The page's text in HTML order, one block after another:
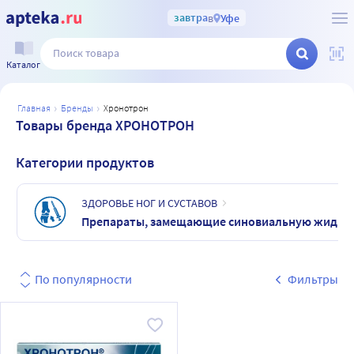
завтрав Уфе
Каталог
главная бренды хронотрон
Товары бренда ХРОНОТРОН
Категории продуктов
ЗДОРОВЬЕ НОГ И СУСТАВОВ
Препараты, замещающие синовиальную
По популярности Фильтры